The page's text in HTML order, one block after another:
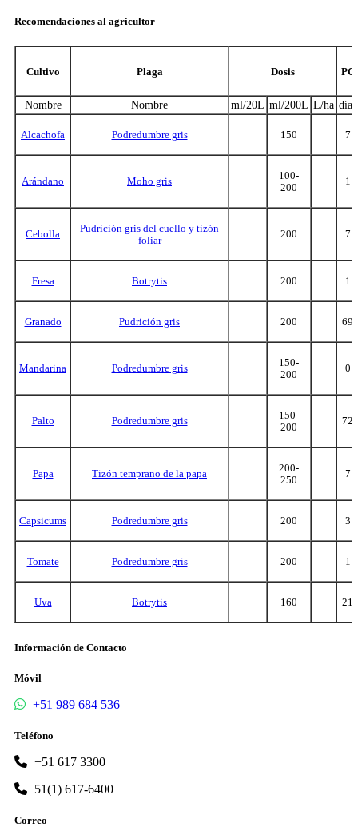
Recomendaciones al agricultor
Cultivo Plaga Dosis PC
Nombre Nombre ml/20L ml/200L L/ha días
Alcachofa Podredumbre gris 150 7
Arándano Moho gris
100-
200
1
Cebolla
Pudrición gris del cuello y tizón
foliar
200 7
Fresa Botrytis 200 1
Granado Pudrición gris 200 69
Mandarina Podredumbre gris
150-
200
0
Palto Podredumbre gris
150-
200
72
Papa Tizón temprano de la papa
200-
250
7
Capsicums Podredumbre gris 200 3
Tomate Podredumbre gris 200 1
Uva Botrytis 160 21
Información de Contacto
Móvil
+51 989 684 536
Teléfono
+51 617 3300
51(1) 617-6400
Correo